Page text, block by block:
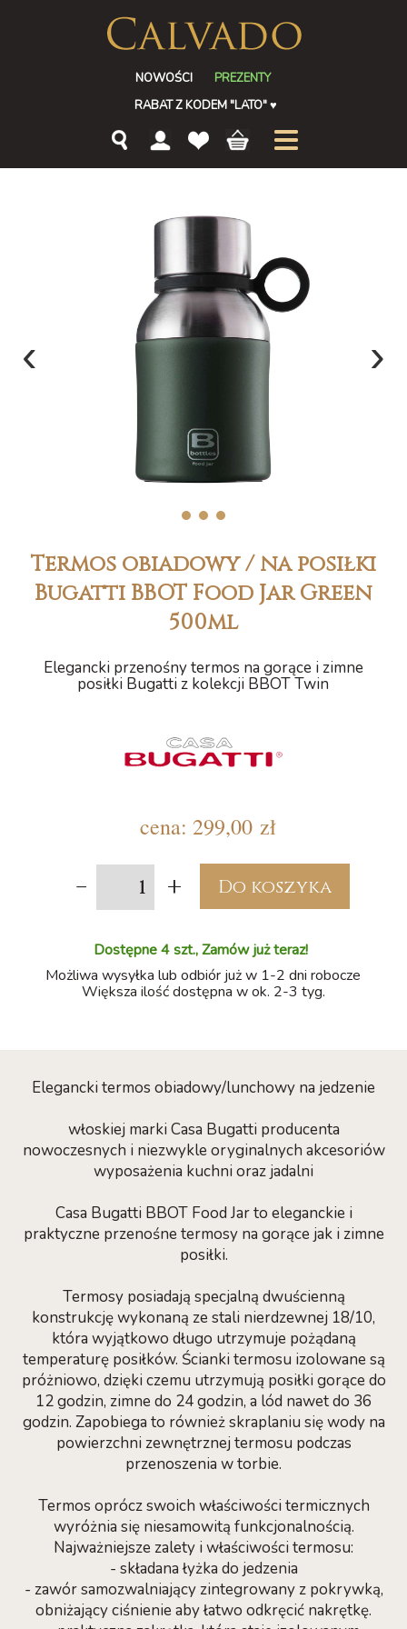
NOWOŚCI
PREZENTY
RABAT Z KODEM "LATO"♥
‹ ›
1 2 3
Termos obiadowy / na posiłki
Bugatti BBOT Food Jar Green
500ml
Elegancki przenośny termos na gorące i zimne
posiłki Bugatti z kolekcji BBOT Twin
cena: 299,00 zł
- + Do koszyka
Dostępne 4 szt., Zamów już teraz!
Możliwa wysyłka lub odbiór już w 1-2 dni robocze
Większa ilość dostępna w ok. 2-3 tyg.
Elegancki termos obiadowy/lunchowy na jedzenie
włoskiej marki Casa Bugatti producenta
nowoczesnych i niezwykle oryginalnych akcesoriów
wyposażenia kuchni oraz jadalni
Casa Bugatti BBOT Food Jar to eleganckie i
praktyczne przenośne termosy na gorące jak i zimne
posiłki.
Termosy posiadają specjalną dwuścienną
konstrukcję wykonaną ze stali nierdzewnej 18/10,
która wyjątkowo długo utrzymuje pożądaną
temperaturę posiłków. Ścianki termosu izolowane są
próżniowo, dzięki czemu utrzymują posiłki gorące do
12 godzin, zimne do 24 godzin, a lód nawet do 36
godzin. Zapobiega to również skraplaniu się wody na
powierzchni zewnętrznej termosu podczas
przenoszenia w torbie.
Termos oprócz swoich właściwości termicznych
wyróżnia się niesamowitą funkcjonalnością.
Najważniejsze zalety i właściwości termosu:
- składana łyżka do jedzenia
- zawór samozwalniający zintegrowany z pokrywką,
obniżający ciśnienie aby łatwo odkręcić nakrętkę.